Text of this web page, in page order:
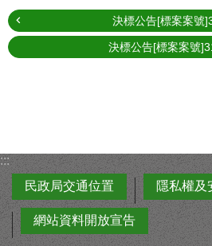
決標公告[標案案號
決標公告[標案案號
:::
民政局交通位置
隱私權及
網站資料開放宣告